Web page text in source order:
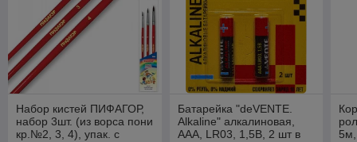
Набор кистей ПИФАГОР,
набор 3шт. (из ворса пони
кр.№2, 3, 4), упак. с
Батарейка "deVENTE.
Alkaline" алкалиновая,
AAA, LR03, 1,5В, 2 шт в